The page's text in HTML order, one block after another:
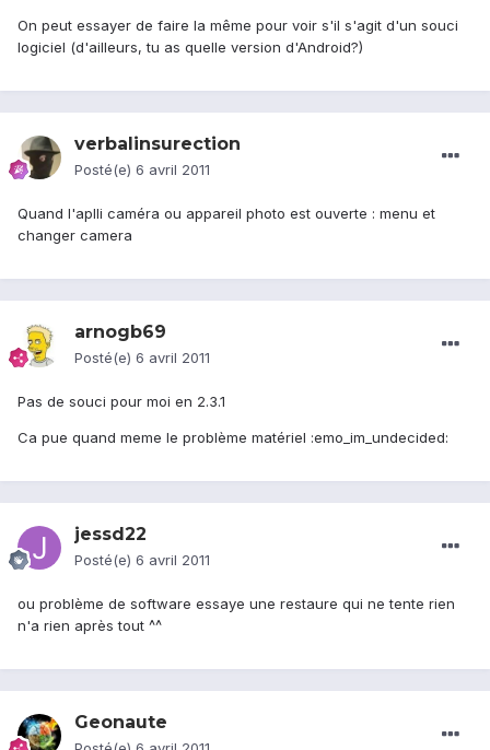
On peut essayer de faire la même pour voir s'il s'agit d'un souci
logiciel (d'ailleurs, tu as quelle version d'Android?)
verbalinsurection
Posté(e) 6 avril 2011
Quand l'aplli caméra ou appareil photo est ouverte : menu et
changer camera
arnogb69
Posté(e) 6 avril 2011
Pas de souci pour moi en 2.3.1
Ca pue quand meme le problème matériel :emo_im_undecided:
jessd22
Posté(e) 6 avril 2011
ou problème de software essaye une restaure qui ne tente rien
n'a rien après tout ^^
Geonaute